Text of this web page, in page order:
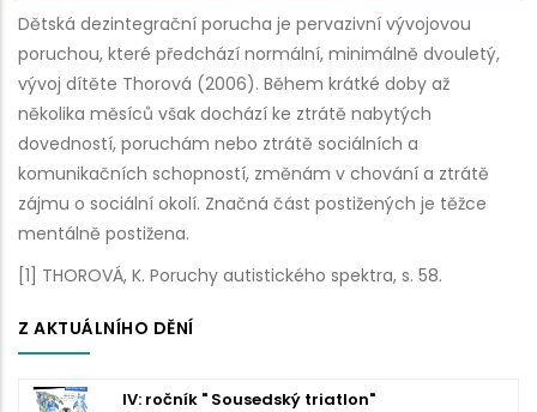
Dětská dezintegrační porucha je pervazivní vývojovou
poruchou, které předchází normální, minimálně dvouletý,
vývoj dítěte Thorová (2006). Během krátké doby až
několika měsíců však dochází ke ztrátě nabytých
dovedností, poruchám nebo ztrátě sociálních a
komunikačních schopností, změnám v chování a ztrátě
zájmu o sociální okolí. Značná část postižených je těžce
mentálně postižena.
[1] THOROVÁ, K. Poruchy autistického spektra, s. 58.
Z AKTUÁLNÍHO DĚNÍ
IV: ročník " Sousedský triatlon"